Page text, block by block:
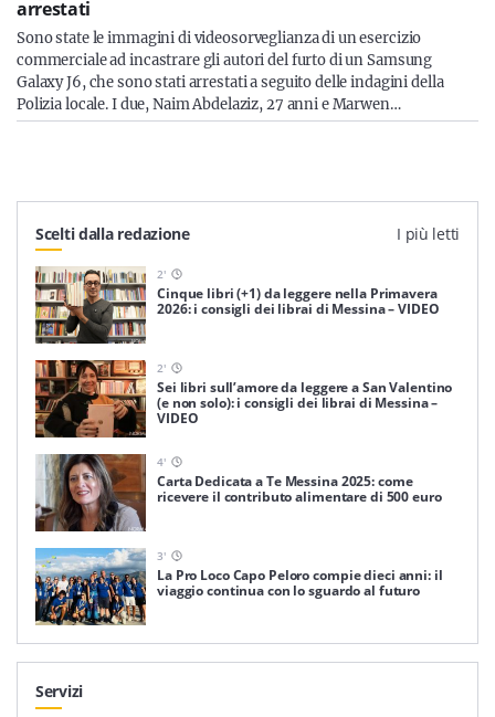
arrestati
Sono state le immagini di videosorveglianza di un esercizio
commerciale ad incastrare gli autori del furto di un Samsung
Galaxy J6, che sono stati arrestati a seguito delle indagini della
Polizia locale. I due, Naim Abdelaziz, 27 anni e Marwen…
Scelti dalla redazione I più letti
2'
Cinque libri (+1) da leggere nella Primavera
2026: i consigli dei librai di Messina – VIDEO
2'
Sei libri sull’amore da leggere a San Valentino
(e non solo): i consigli dei librai di Messina –
VIDEO
4'
Carta Dedicata a Te Messina 2025: come
ricevere il contributo alimentare di 500 euro
3'
La Pro Loco Capo Peloro compie dieci anni: il
viaggio continua con lo sguardo al futuro
Servizi